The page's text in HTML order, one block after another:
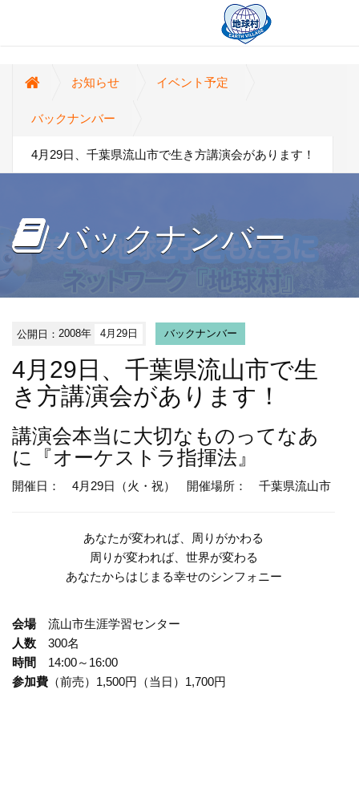
お知らせ イベント予定
バックナンバー
4月29日、千葉県流山市で生き方講演会があります！
バックナンバー
公開日：2008年 4月29日 バックナンバー
4月29日、千葉県流山市で生
き方講演会があります！
講演会本当に大切なものってなあ
に『オーケストラ指揮法』
開催日： 4月29日（火・祝） 開催場所： 千葉県流山市
あなたが変われば、周りがかわる
周りが変われば、世界が変わる
あなたからはじまる幸せのシンフォニー
会場
流山市生涯学習センター
人数
300名
時間
14:00～16:00
参加費 （前売）1,500円（当日）1,700円